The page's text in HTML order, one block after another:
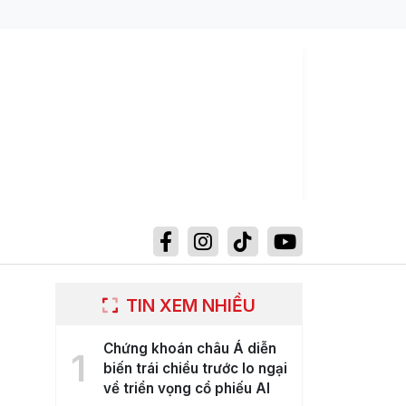
TIN XEM NHIỀU
1
Chứng khoán châu Á diễn
biến trái chiều trước lo ngại
về triển vọng cổ phiếu AI